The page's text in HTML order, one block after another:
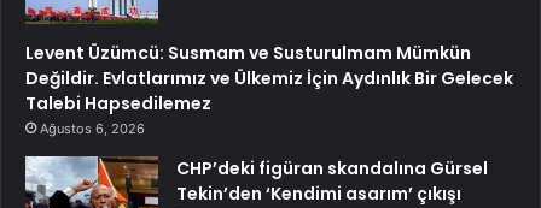
Levent Üzümcü: Susmam ve Susturulmam Mümkün
Değildir. Evlatlarımız ve Ülkemiz İçin Aydınlık Bir Gelecek
Talebi Hapsedilemez
Ağustos 6, 2026
CHP’deki figüran skandalına Gürsel
Tekin’den ‘Kendimi asarım’ çıkışı